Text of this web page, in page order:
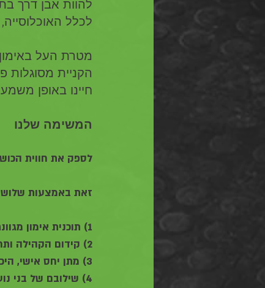
להוות אבן דרך
לכלל
מטרת העל
הקניית מסוגלות
חיינו באופן
המשימה שלנו
לספק את חווית
זאת באמצעות
1) תוכנית אימון מגוונת ומקצועית וכן, מתן יחס החניכה טוב ביותר בעבור מתאמנים חדשים.
2) קידום הקהילה ותחושת השייכות תוך חווית אימון חברתית, תומכת , מותאמת וחיובית.
3) מתן יחס אישי, היכרות מעמיקה עם כל מתאמן ומתאמן ברובד האישי וכן, המקצועי.
4) שילובם של בני